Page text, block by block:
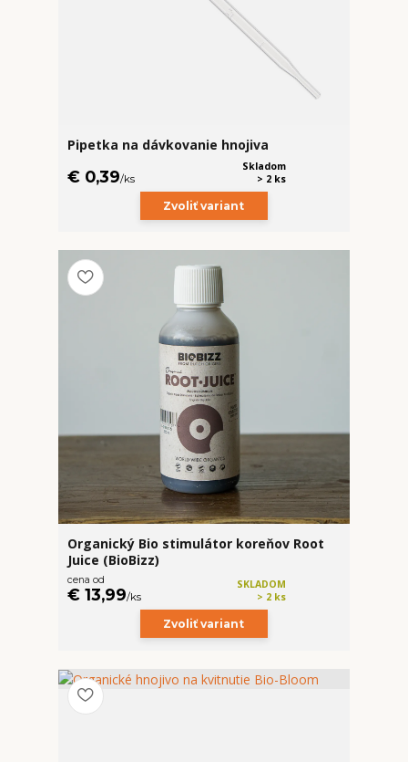
Pipetka na dávkovanie hnojiva
€ 0,39/ks
Skladom
> 2 ks
Zvoliť variant
Organický Bio stimulátor koreňov Root
Juice (BioBizz)
cena od
€ 13,99/ks
SKLADOM
> 2 ks
Zvoliť variant